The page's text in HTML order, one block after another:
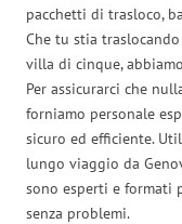
pacchetti di trasloco,
Che tu stia
villa di cinque,
Per assicurarci che
forniamo personale
sicuro ed efficiente.
lungo viaggio da
sono esperti e formati
senza problemi.